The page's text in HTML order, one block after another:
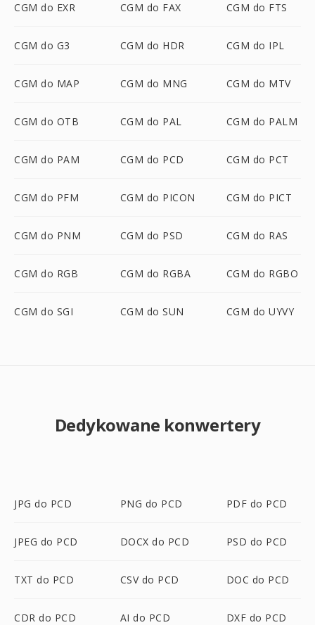
CGM do EXR CGM do FAX CGM do FTS
CGM do G3 CGM do HDR CGM do IPL
CGM do MAP CGM do MNG CGM do MTV
CGM do OTB CGM do PAL CGM do PALM
CGM do PAM CGM do PCD CGM do PCT
CGM do PFM CGM do PICON CGM do PICT
CGM do PNM CGM do PSD CGM do RAS
CGM do RGB CGM do RGBA CGM do RGBO
CGM do SGI CGM do SUN CGM do UYVY
Dedykowane konwertery
JPG do PCD PNG do PCD PDF do PCD
JPEG do PCD DOCX do PCD PSD do PCD
TXT do PCD CSV do PCD DOC do PCD
CDR do PCD AI do PCD DXF do PCD